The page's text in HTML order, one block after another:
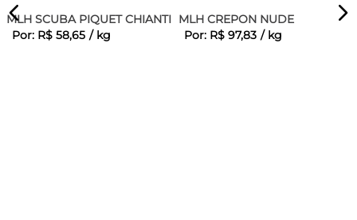
MLH SCUBA PIQUET CHIANTI
Por: R$ 58,65 / kg
MLH CREPON NUDE
Por: R$ 97,83 / kg